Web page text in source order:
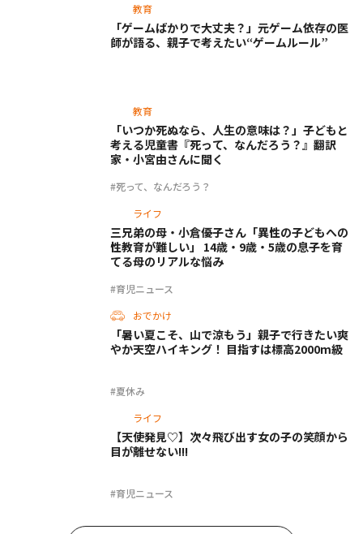
教育
「ゲームばかりで大丈夫？」元ゲーム依存の医
師が語る、親子で考えたい“ゲームルール”
教育
#死って、なんだろう？
「いつか死ぬなら、人生の意味は？」子どもと
考える児童書『死って、なんだろう？』翻訳
家・小宮由さんに聞く
ライフ
#育児ニュース
三兄弟の母・小倉優子さん「異性の子どもへの
性教育が難しい」 14歳・9歳・5歳の息子を育
てる母のリアルな悩み
おでかけ
#夏休み
「暑い夏こそ、山で涼もう」親子で行きたい爽
やか天空ハイキング！ 目指すは標高2000m級
ライフ
#育児ニュース
【天使発見♡】次々飛び出す女の子の笑顔から
目が離せない!!!